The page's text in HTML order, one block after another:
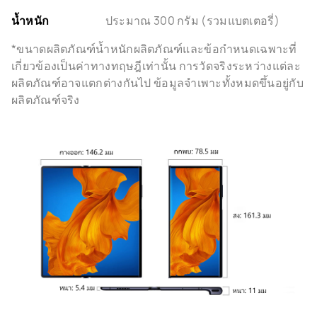
น้ำหนัก
ประมาณ 300 กรัม (รวมแบตเตอรี่)
*ขนาดผลิตภัณฑ์น้ำหนักผลิตภัณฑ์และข้อกำหนดเฉพาะที่
เกี่ยวข้องเป็นค่าทางทฤษฎีเท่านั้น การวัดจริงระหว่างแต่ละ
ผลิตภัณฑ์อาจแตกต่างกันไป ข้อมูลจำเพาะทั้งหมดขึ้นอยู่กับ
ผลิตภัณฑ์จริง